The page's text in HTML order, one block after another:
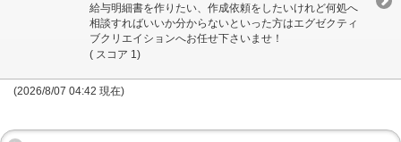
給与明細書を作りたい、作成依頼をしたいけれど何処へ
相談すればいいか分からないといった方はエグゼクティ
ブクリエイションへお任せ下さいませ！
( スコア 1)
(2026/8/07 04:42 現在)